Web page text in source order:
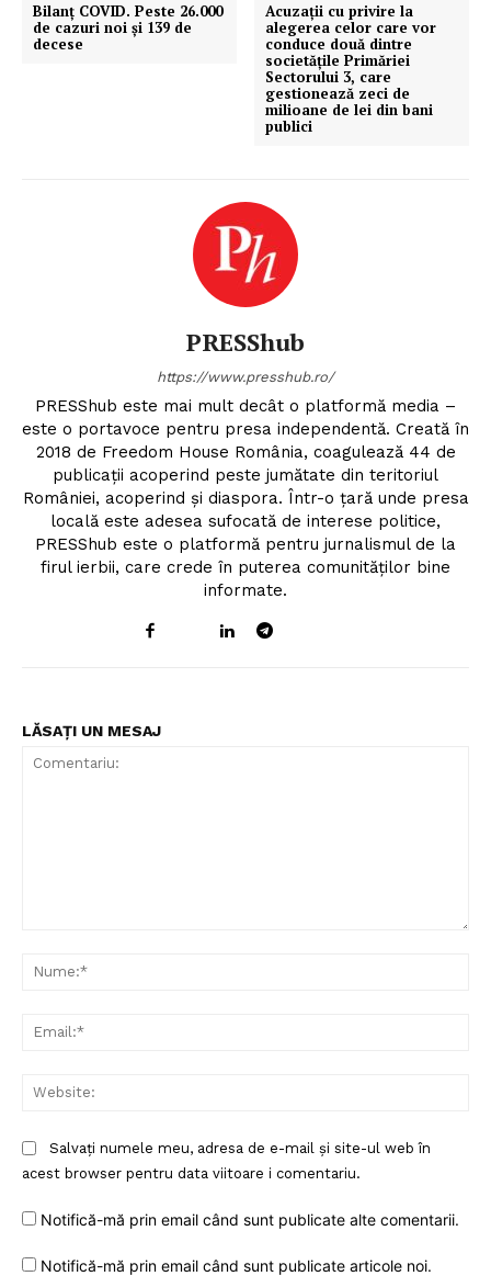
Bilanț COVID. Peste 26.000
de cazuri noi și 139 de
decese
Acuzații cu privire la
alegerea celor care vor
conduce două dintre
societățile Primăriei
Sectorului 3, care
gestionează zeci de
milioane de lei din bani
publici
PRESShub
https://www.presshub.ro/
PRESShub este mai mult decât o platformă media –
este o portavoce pentru presa independentă. Creată în
2018 de Freedom House România, coagulează 44 de
publicații acoperind peste jumătate din teritoriul
României, acoperind și diaspora. Într-o țară unde presa
locală este adesea sufocată de interese politice,
PRESShub este o platformă pentru jurnalismul de la
firul ierbii, care crede în puterea comunităților bine
informate.
LĂSAȚI UN MESAJ
Salvați numele meu, adresa de e-mail și site-ul web în
acest browser pentru data viitoare i comentariu.
Notifică-mă prin email când sunt publicate alte comentarii.
Notifică-mă prin email când sunt publicate articole noi.